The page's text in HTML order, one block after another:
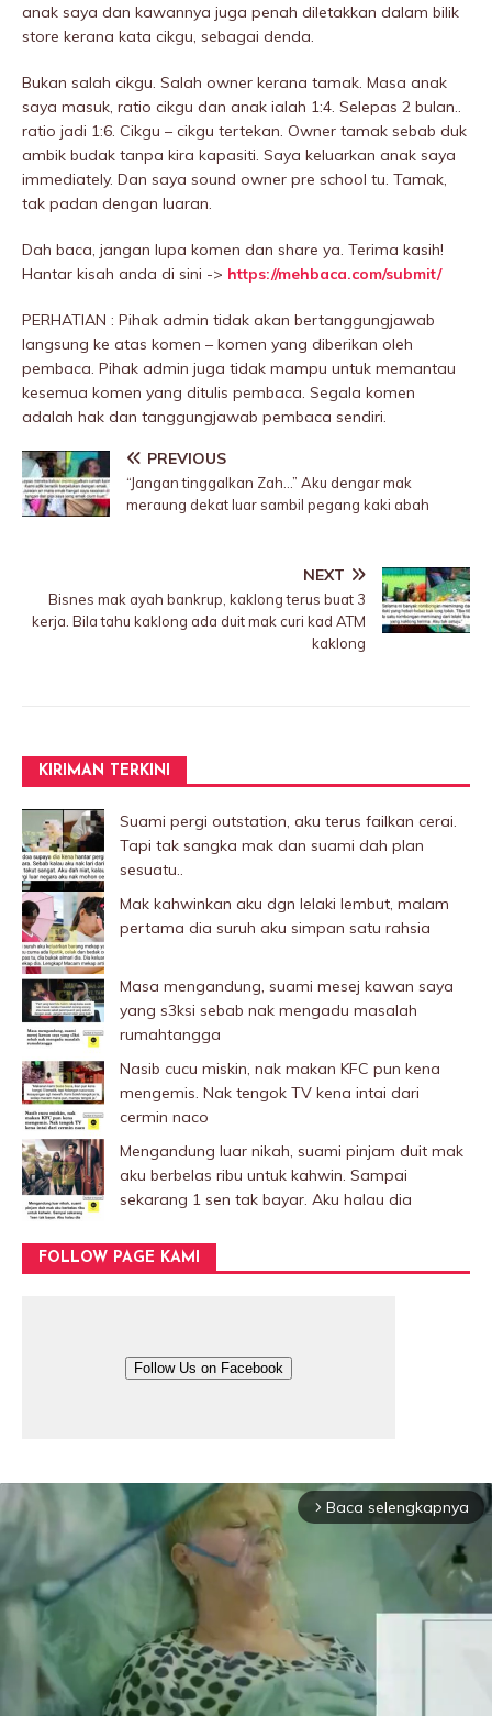
anak saya dan kawannya juga penah diletakkan dalam bilik
store kerana kata cikgu, sebagai denda.
Bukan salah cikgu. Salah owner kerana tamak. Masa anak
saya masuk, ratio cikgu dan anak ialah 1:4. Selepas 2 bulan..
ratio jadi 1:6. Cikgu – cikgu tertekan. Owner tamak sebab duk
ambik budak tanpa kira kapasiti. Saya keluarkan anak saya
immediately. Dan saya sound owner pre school tu. Tamak,
tak padan dengan luaran.
Dah baca, jangan lupa komen dan share ya. Terima kasih!
Hantar kisah anda di sini -> https://mehbaca.com/submit/
PERHATIAN : Pihak admin tidak akan bertanggungjawab
langsung ke atas komen – komen yang diberikan oleh
pembaca. Pihak admin juga tidak mampu untuk memantau
kesemua komen yang ditulis pembaca. Segala komen
adalah hak dan tanggungjawab pembaca sendiri.
PREVIOUS
“Jangan tinggalkan Zah…” Aku dengar mak
meraung dekat luar sambil pegang kaki abah
NEXT
Bisnes mak ayah bankrup, kaklong terus buat 3
kerja. Bila tahu kaklong ada duit mak curi kad ATM
kaklong
KIRIMAN TERKINI
Suami pergi outstation, aku terus failkan cerai.
Tapi tak sangka mak dan suami dah plan
sesuatu..
Mak kahwinkan aku dgn lelaki Iembut, malam
pertama dia suruh aku simpan satu rahsia
Masa mengandung, suami mesej kawan saya
yang s3ksi sebab nak mengadu masalah
rumahtangga
Nasib cucu miskin, nak makan KFC pun kena
mengemis. Nak tengok TV kena intai dari
cermin naco
Mengandung luar nikah, suami pinjam duit mak
aku berbelas ribu untuk kahwin. Sampai
sekarang 1 sen tak bayar. Aku halau dia
FOLLOW PAGE KAMI
Follow Us on Facebook
arrow_forward_ios Baca selengkapnya